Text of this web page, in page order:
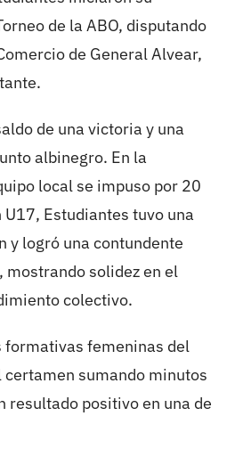
de la ABO, disputando
de General Alvear,
de una victoria y una
albinegro. En la
local se impuso por 20
Estudiantes tuvo una
y logró una contundente
solidez en el
colectivo.
formativas femeninas del
certamen sumando minutos
resultado positivo en una de